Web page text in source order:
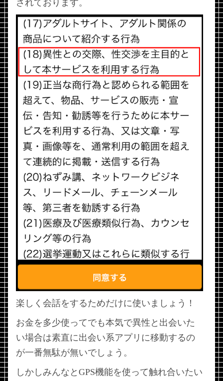
されております。
楽しく会話をするためだけに使いましょう！
お金を多少使ってでも本気で異性と出会いた
い場合は素直に出会い系アプリに移動するの
が一番無駄が無いでしょう。
しかしみんなとGPS機能を使って触れ合いたい